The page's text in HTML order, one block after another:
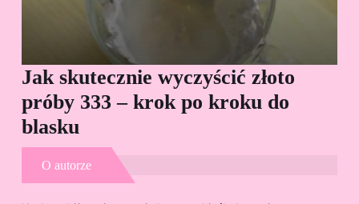
Jak skutecznie wyczyścić złoto
próby 333 – krok po kroku do
blasku
O autorze